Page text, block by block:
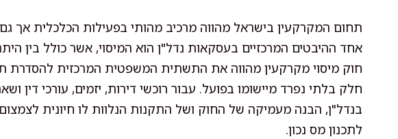
תחום המקרקעין בישראל מהווה מרכיב מהותי בפעילות הכלכלית אך
אחד ההיבטים המרכזיים בעסקאות נדל"ן הוא המיסוי, אשר כולל בין
חוק מיסוי מקרקעין מהווה את התשתית המשפטית המרכזית להסדרת
חלק בלתי נפרד מיישומו בפועל. עבור רוכשי דירות, יזמים, עורכי דין
בנדל"ן, הבנה מעמיקה של החוק ושל התקנות הנלוות לו חיונית לצמצום
לתכנון מס נכון.